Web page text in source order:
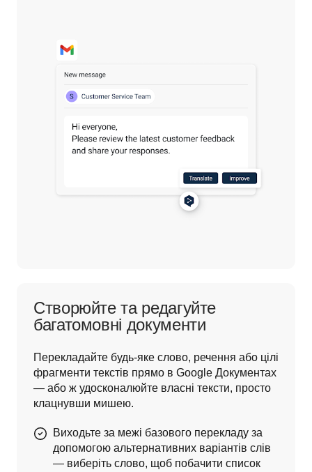
Створюйте та редагуйте
багатомовні документи
Перекладайте будь-яке слово, речення або цілі
фрагменти текстів прямо в Google Документах
— або ж удосконалюйте власні тексти, просто
клацнувши мишею.
Виходьте за межі базового перекладу за
допомогою альтернативних варіантів слів
— виберіть слово, щоб побачити список